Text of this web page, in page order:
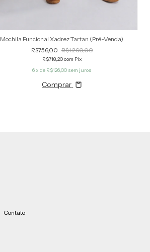
Mochila Funcional Xadrez Tartan (Pré-Venda)
R$756,00 R$1.260,00
R$718,20com Pix
6x de R$126,00 sem juros
Comprar
Contato